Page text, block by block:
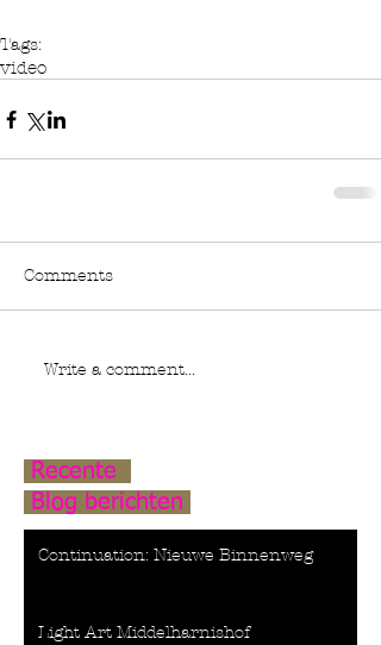
Tags:
video
Comments
Write a comment...
Recente
Blog berichten
Continuation: Nieuwe Binnenweg
Light Art Middelharnishof